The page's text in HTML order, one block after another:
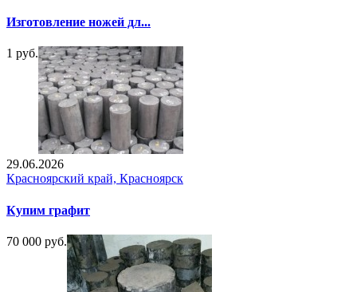
Изготовление ножей дл...
1 руб.
29.06.2026
Красноярский край, Красноярск
Купим графит
70 000 руб.